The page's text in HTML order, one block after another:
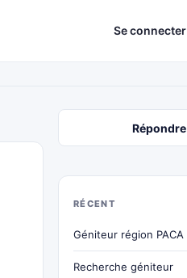
Se connecter
Répondre
RÉCENT
Géniteur région PACA
Recherche géniteur